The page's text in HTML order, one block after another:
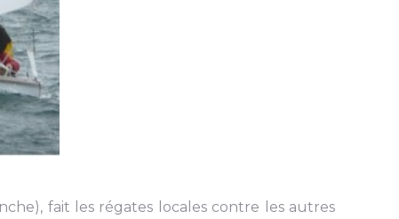
fait les régates locales contre les autres